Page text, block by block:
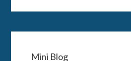
Mini Blog